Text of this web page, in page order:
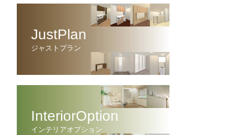
JustPlan
ジャストプラン
InteriorOption
インテリアオプション